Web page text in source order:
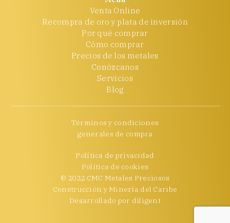
Venta Online
Recompra de oro y plata de inversión
Por qué comprar
Cómo comprar
Precios de los metales
Conózcanos
Servicios
Blog
Términos y condiciones
generales de compra
Política de privacidad
Política de cookies
© 2022 CMC Metales Preciosos
Construcción y Minería del Caribe
Desarrollado por diligent